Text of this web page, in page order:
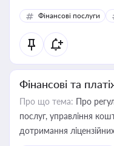
Фінансові послуги
Фінансові та
Про що тема: Про
послуг, управління коштами, приймання платежів та
дотримання